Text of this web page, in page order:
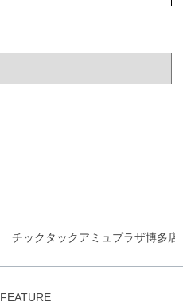
チックタックアミュプラザ博多店
FEATURE